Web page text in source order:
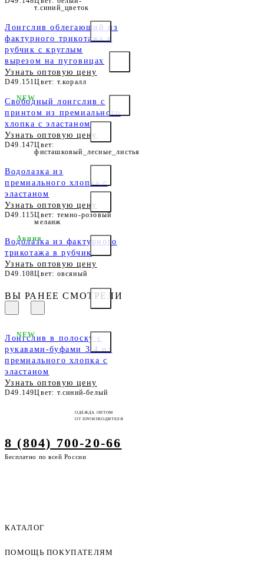
т.синий_цветок
Лонгслив облегающий из
фактурного трикотажа в
рубчик с круглым
вырезом на пуговицах
Узнать оптовую цену
D49.151Цвет: т.коралл
Свободный лонгслив с
принтом из премиального
хлопка с эластаном
Узнать оптовую цену
D49.147Цвет:
фисташковый_лесные_листья
NEW
Водолазка из
премиального хлопка с
эластаном
Узнать оптовую цену
D49.115Цвет: темно-розовый
меланж
Водолазка из фактурного
трикотажа в рубчик
Узнать оптовую цену
D49.108Цвет: овсяный
Акция
ВЫ РАНЕЕ СМОТРЕЛИ
Лонгслив в полоску с
рукавами-буфами 3/4 из
премиального хлопка с
эластаном
Узнать оптовую цену
D49.149Цвет: т.синий-белый
NEW
ОДЕЖДА ОПТОМ
ОТ ПРОИЗВОДИТЕЛЯ
8 (804) 700-20-66
Бесплатно по всей России
КАТАЛОГ
Женская одежда оптом
ПОМОЩЬ ПОКУПАТЕЛЯМ